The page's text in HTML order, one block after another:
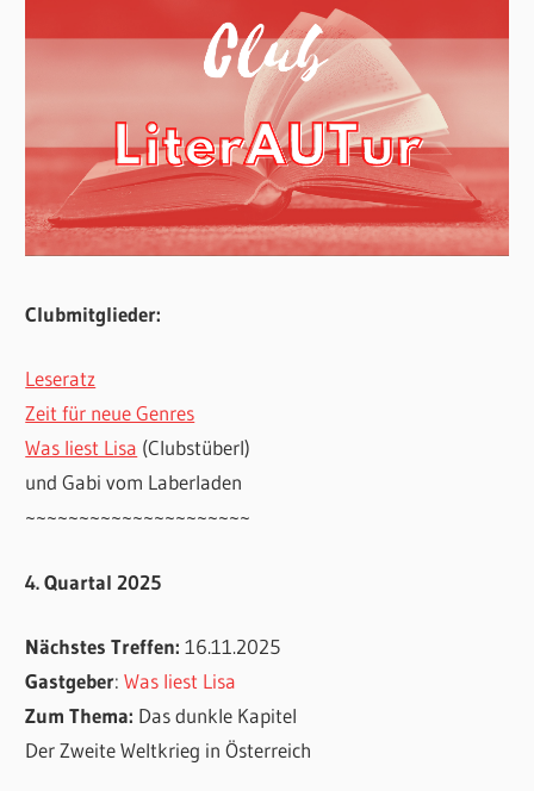
Clubmitglieder:
Leseratz
Zeit für neue Genres
Was liest Lisa (Clubstüberl)
und Gabi vom Laberladen
~~~~~~~~~~~~~~~~~~~~~
4. Quartal 2025
Nächstes Treffen:16.11.2025
Gastgeber:Was liest Lisa
Zum Thema: Das dunkle Kapitel
Der Zweite Weltkrieg in Österreich